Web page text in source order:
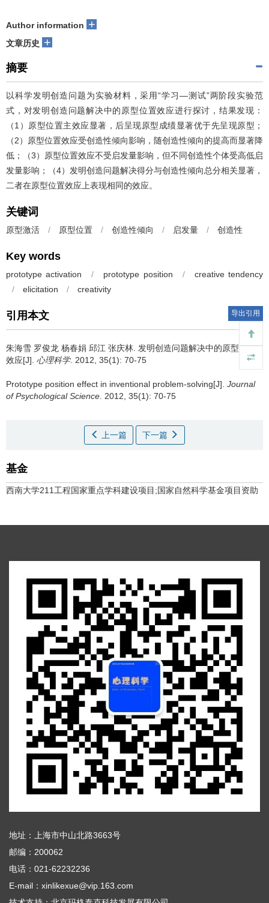
Author information +
文章历史 +
摘要
以科学发明创造问题为实验材料，采用“学习—测试”两阶段实验范
式，对发明创造问题解决中的原型位置效应进行探讨，结果发现：
（1）原型位置主效应显著，后呈现原型成绩显著优于先呈现原型；
（2）原型位置效应受创造性倾向影响，随创造性倾向的提高而显著降
低；（3）原型位置效应不受启发量影响，但不同创造性个体受高低启
发量影响；（4）发明创造问题解决得分与创造性倾向总分相关显著，
二者在原型位置效应上表现相同的效应。
关键词
原型激活 / 原型位置 / 创造性倾向 / 启发量 / 创造性
Key words
prototype activation / prototype position /
creative tendency
/
elicitation / creativity
引用本文 导出引用
朱海雪 罗俊龙 杨春娟 邱江 张庆林. 发明创造问题解决中的原型位置
效应[J]. 心理科学. 2012, 35(1): 70-75
Prototype position effect in inventional problem-solving[J]. Journal
of Psychological Science. 2012, 35(1): 70-75
上一篇 下一篇
基金
西南大学211工程国家重点学科建设项目;国家自然科学基金项目资助
地址：上海市中山北路3663号
邮编：200062
电话：021-62232236
E-mail：xinlikexue@vip.163.com